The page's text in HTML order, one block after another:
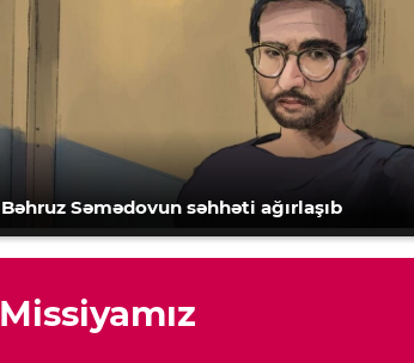
Bəhruz Səmədovun səhhəti ağırlaşıb
Missiyamız